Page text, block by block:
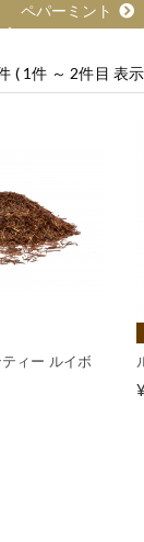
ペパーミント
( 1件 ～ 2件目 表示
ィー ルイボ